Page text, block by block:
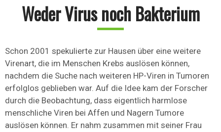
Weder Virus noch Bakterium
Schon 2001 spekulierte zur Hausen über eine weitere
Virenart, die im Menschen Krebs auslösen können,
nachdem die Suche nach weiteren HP-Viren in Tumoren
erfolglos geblieben war. Auf die Idee kam der Forscher
durch die Beobachtung, dass eigentlich harmlose
menschliche Viren bei Affen und Nagern Tumore
auslösen können. Er nahm zusammen mit seiner Frau